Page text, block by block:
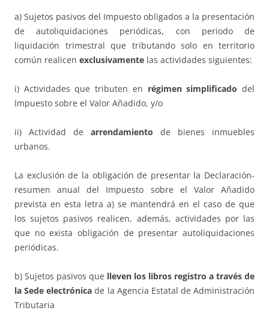
a) Sujetos pasivos del Impuesto obligados a la presentación
de autoliquidaciones periódicas, con periodo de
liquidación trimestral que tributando solo en territorio
común realicen exclusivamente las actividades siguientes:
i) Actividades que tributen en régimen simplificado del
Impuesto sobre el Valor Añadido, y/o
ii) Actividad de arrendamiento de bienes inmuebles
urbanos.
La exclusión de la obligación de presentar la Declaración-
resumen anual del Impuesto sobre el Valor Añadido
prevista en esta letra a) se mantendrá en el caso de que
los sujetos pasivos realicen, además, actividades por las
que no exista obligación de presentar autoliquidaciones
periódicas.
b) Sujetos pasivos que lleven los libros registro a través de
la Sede electrónicade la Agencia Estatal de Administración
Tributaria